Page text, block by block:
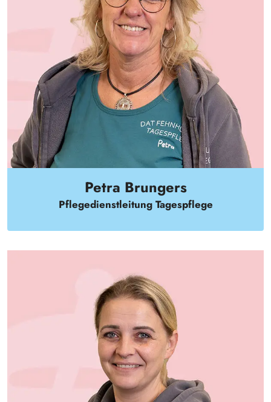
Petra Brungers
Pflegedienstleitung Tagespflege